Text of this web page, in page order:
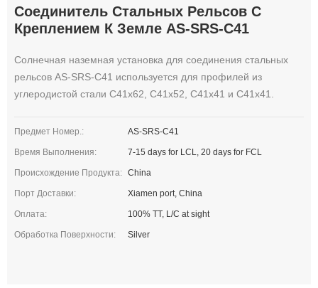
Соединитель Стальных Рельсов С
Креплением К Земле AS-SRS-C41
Солнечная наземная установка для соединения стальных
рельсов AS-SRS-C41 используется для профилей из
углеродистой стали C41x62, C41x52, C41x41 и C41x41.
Предмет Номер.: AS-SRS-C41
Время Выполнения: 7-15 days for LCL, 20 days for FCL
Происхождение Продукта: China
Порт Доставки: Xiamen port, China
Оплата: 100% TT, L/C at sight
Обработка Поверхности: Silver